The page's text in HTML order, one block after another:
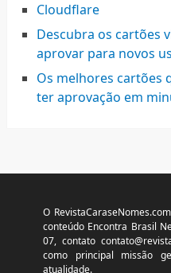
Cloudflare
Descubra os cartões
aprovar para novos
Os melhores cartões
ter aprovação em
O
conteúdo Encontra Brasil
07, contato
como principal missão
atualidade.